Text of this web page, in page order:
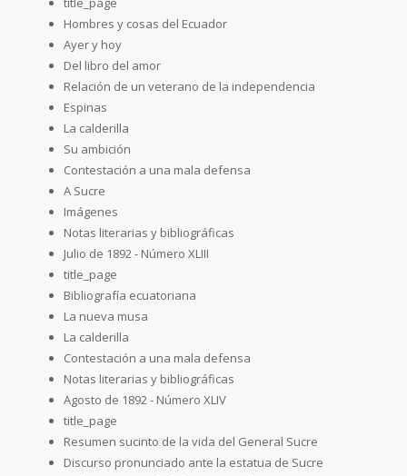
Hombres y cosas del Ecuador
Ayer y hoy
Del libro del amor
Relación de un veterano de la independencia
Espinas
La calderilla
Su ambición
Contestación a una mala defensa
A Sucre
Imágenes
Notas literarias y bibliográficas
Julio de 1892 - Número XLIII
title_page
Bibliografía ecuatoriana
La nueva musa
La calderilla
Contestación a una mala defensa
Notas literarias y bibliográficas
Agosto de 1892 - Número XLIV
title_page
Resumen sucinto de la vida del General Sucre
Discurso pronunciado ante la estatua de Sucre